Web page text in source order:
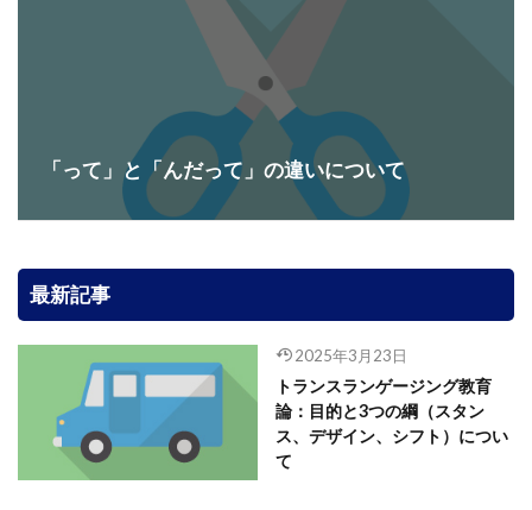
「って」と「んだって」の違いについて
最新記事
2025年3月23日
トランスランゲージング教育
論：目的と3つの綱（スタン
ス、デザイン、シフト）につい
て